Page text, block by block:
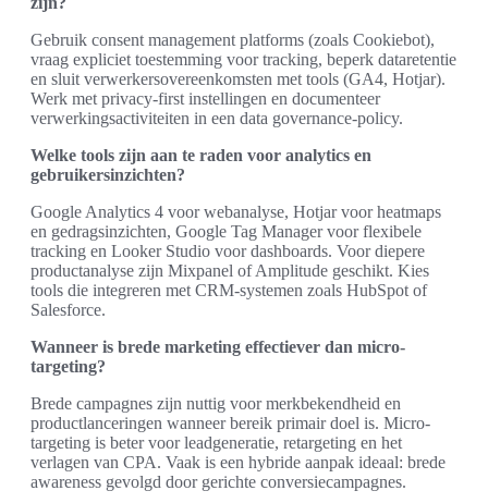
Gebruik consent management platforms (zoals Cookiebot),
vraag expliciet toestemming voor tracking, beperk dataretentie
en sluit verwerkersovereenkomsten met tools (GA4, Hotjar).
Werk met privacy-first instellingen en documenteer
verwerkingsactiviteiten in een data governance-policy.
Welke tools zijn aan te raden voor analytics en
gebruikersinzichten?
Google Analytics 4 voor webanalyse, Hotjar voor heatmaps
en gedragsinzichten, Google Tag Manager voor flexibele
tracking en Looker Studio voor dashboards. Voor diepere
productanalyse zijn Mixpanel of Amplitude geschikt. Kies
tools die integreren met CRM-systemen zoals HubSpot of
Salesforce.
Wanneer is brede marketing effectiever dan micro-
targeting?
Brede campagnes zijn nuttig voor merkbekendheid en
productlanceringen wanneer bereik primair doel is. Micro-
targeting is beter voor leadgeneratie, retargeting en het
verlagen van CPA. Vaak is een hybride aanpak ideaal: brede
awareness gevolgd door gerichte conversiecampagnes.